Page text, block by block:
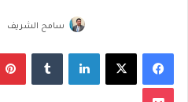
سامح الشريف
فيسبوك لينكدإن